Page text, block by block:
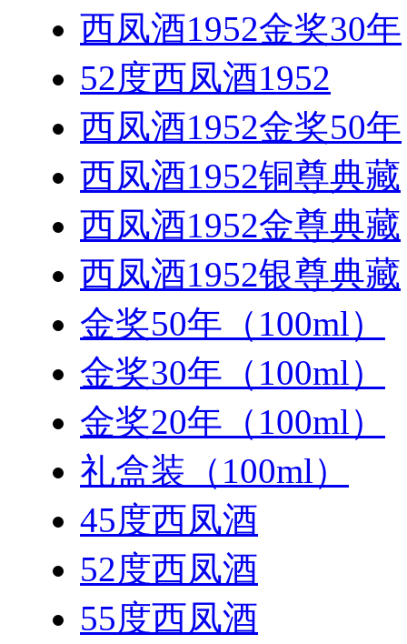
西凤酒1952金奖30年
52度西凤酒1952
西凤酒1952金奖50年
西凤酒1952铜尊典藏
西凤酒1952金尊典藏
西凤酒1952银尊典藏
金奖50年（100ml）
金奖30年（100ml）
金奖20年（100ml）
礼盒装（100ml）
45度西凤酒
52度西凤酒
55度西凤酒